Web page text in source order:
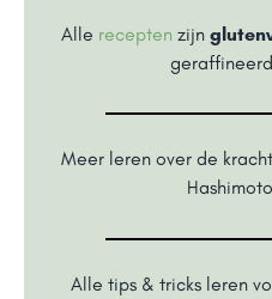
Alle recepten zijn
Meer leren over de
Alle tips & tricks leren